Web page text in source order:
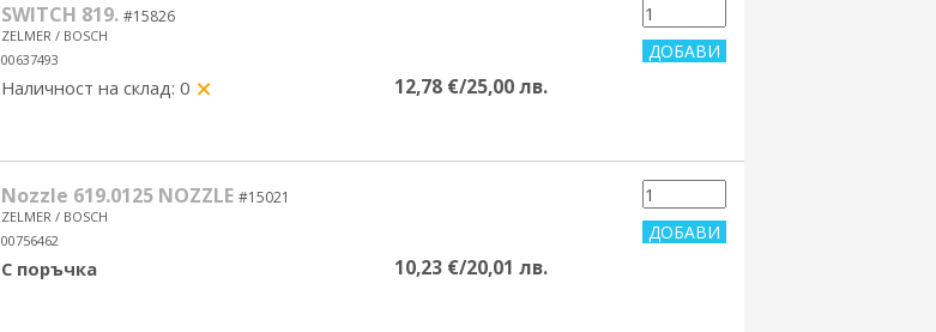
SWITCH 819. #15826
ZELMER / BOSCH
00637493
Наличност на склад: 0 12,78 €/25,00 лв.
Nozzle 619.0125 NOZZLE #15021
ZELMER / BOSCH
00756462
С поръчка 10,23 €/20,01 лв.